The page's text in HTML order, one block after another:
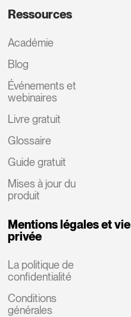
Ressources
Académie
Blog
Événements et
webinaires
Livre gratuit
Glossaire
Guide gratuit
Mises à jour du
produit
Mentions légales et vie
privée
La politique de
confidentialité
Conditions
générales